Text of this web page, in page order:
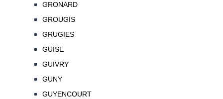
GRONARD
GROUGIS
GRUGIES
GUISE
GUIVRY
GUNY
GUYENCOURT